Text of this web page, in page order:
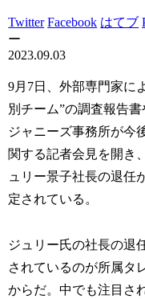
Twitter Facebook はてブ
ー
2023.09.03
9月7日、外部専門家に
別チーム”の調査報告書
ジャニーズ事務所が今
関する記者会見を開き
ュリー景子社長の退任
定されている。
ジュリー氏の社長の退
されているのが所属タ
からだ。中でも注目さ